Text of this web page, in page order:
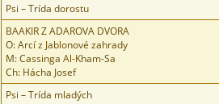
Psi – Trída dorostu
BAAKIR Z ADAROVA DVORA
O: Arcí z Jablonové zahrady
M: Cassinga Al-Kham-Sa
Ch: Hácha Josef
Psi – Trída mladých